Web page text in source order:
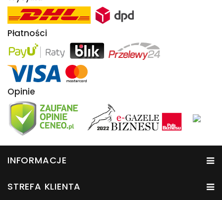
Płatności
Opinie
INFORMACJE
STREFA KLIENTA